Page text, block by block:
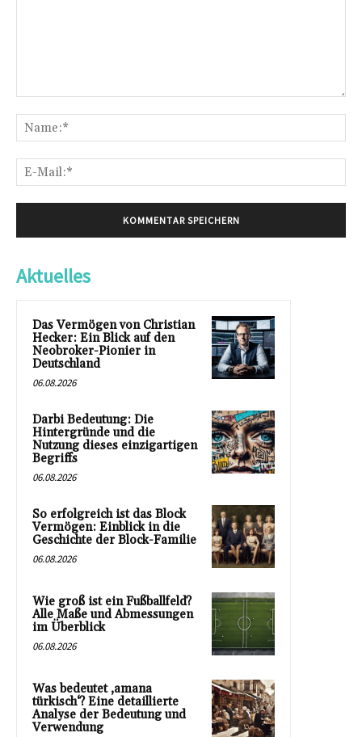
Aktuelles
Das Vermögen von Christian
Hecker: Ein Blick auf den
Neobroker-Pionier in
Deutschland
06.08.2026
Darbi Bedeutung: Die
Hintergründe und die
Nutzung dieses einzigartigen
Begriffs
06.08.2026
So erfolgreich ist das Block
Vermögen: Einblick in die
Geschichte der Block-Familie
06.08.2026
Wie groß ist ein Fußballfeld?
Alle Maße und Abmessungen
im Überblick
06.08.2026
Was bedeutet ‚amana
türkisch‘? Eine detaillierte
Analyse der Bedeutung und
Verwendung